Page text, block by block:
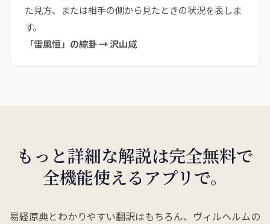
た見方、または相手の側から見たときの状況を表しま
す。
「雷風恒」の綜卦 →沢山咸
もっと詳細な解説は完全無料で
全機能使えるアプリで。
易経原典とわかりやすい翻訳はもちろん、ヴィルヘルムの